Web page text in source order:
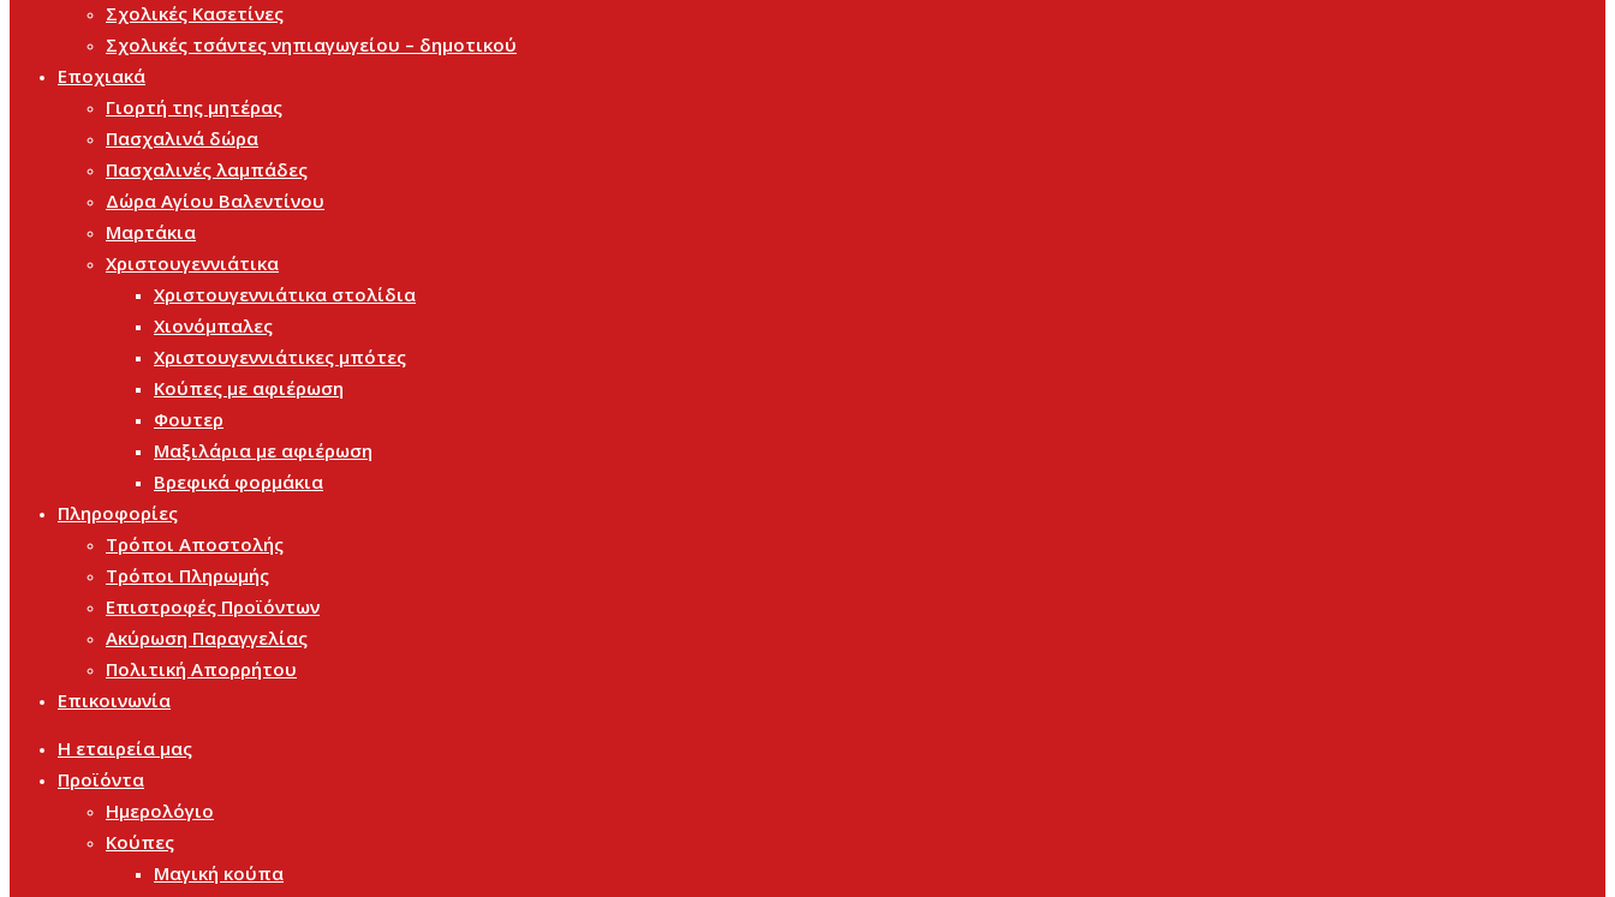
Σχολικές Κασετίνες
Σχολικές τσάντες νηπιαγωγείου – δημοτικού
Εποχιακά
Γιορτή της μητέρας
Πασχαλινά δώρα
Πασχαλινές λαμπάδες
Δώρα Αγίου Βαλεντίνου
Μαρτάκια
Χριστουγεννιάτικα
Χριστουγεννιάτικα στολίδια
Χιονόμπαλες
Χριστουγεννιάτικες μπότες
Κούπες με αφιέρωση
Φουτερ
Μαξιλάρια με αφιέρωση
Βρεφικά φορμάκια
Πληροφορίες
Τρόποι Αποστολής
Τρόποι Πληρωμής
Επιστροφές Προϊόντων
Ακύρωση Παραγγελίας
Πολιτική Απορρήτου
Επικοινωνία
Η εταιρεία μας
Προϊόντα
Ημερολόγιο
Κούπες
Μαγική κούπα